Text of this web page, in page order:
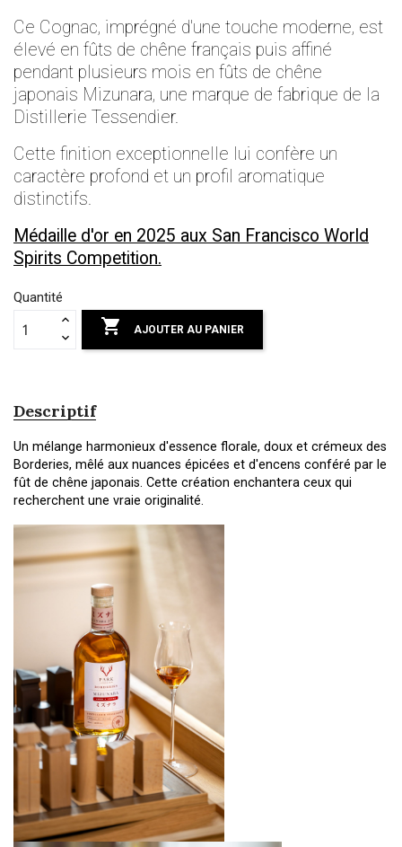
Ce Cognac, imprégné d'une touche moderne, est
élevé en fûts de chêne français puis affiné
pendant plusieurs mois en fûts de chêne
japonais Mizunara, une marque de fabrique de la
Distillerie Tessendier.
Cette finition exceptionnelle lui confère un
caractère profond et un profil aromatique
distinctifs.
Médaille d'or en 2025 aux San Francisco World
Spirits Competition.
Quantité
 AJOUTER AU PANIER
Descriptif
Un mélange harmonieux d'essence florale, doux et crémeux des
Borderies, mêlé aux nuances épicées et d'encens conféré par le
fût de chêne japonais. Cette création enchantera ceux qui
recherchent une vraie originalité.